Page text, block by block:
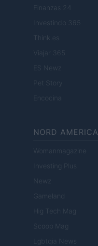
Finanzas 24
Investindo 365
Think.es
Viajar 365
ES Newz
Pet Story
Encocina
NORD AMERICA
Womanmagazine
Investing Plus
Newz
Gameland
Hig Tech Mag
Scoop Mag
Lgbtqia News